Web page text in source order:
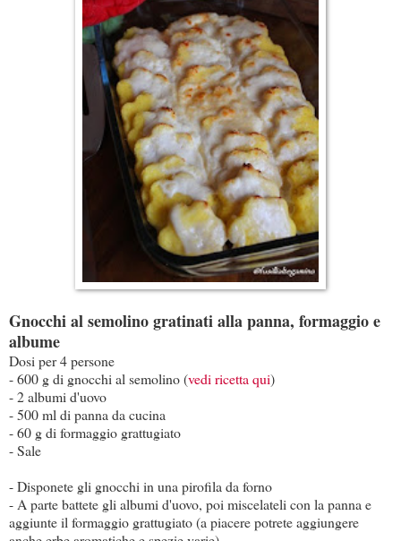
Gnocchi al semolino gratinati alla panna, formaggio e
albume
Dosi per 4 persone
- 600 g di gnocchi al semolino (vedi ricetta qui)
- 2 albumi d'uovo
- 500 ml di panna da cucina
- 60 g di formaggio grattugiato
- Sale
- Disponete gli gnocchi in una pirofila da forno
- A parte battete gli albumi d'uovo, poi miscelateli con la panna e
aggiunte il formaggio grattugiato (a piacere potrete aggiungere